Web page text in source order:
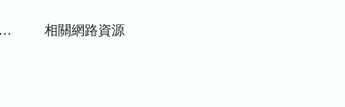
相關網路資源